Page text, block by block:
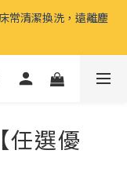
運、滿𝟮𝟱𝟬𝟬免費再
常清潔換洗，遠離塵
運、滿𝟮𝟱𝟬𝟬免費再
任選優